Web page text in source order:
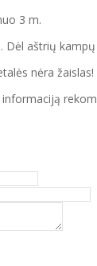
3 m.
Dėl aštrių
nėra žaislas!